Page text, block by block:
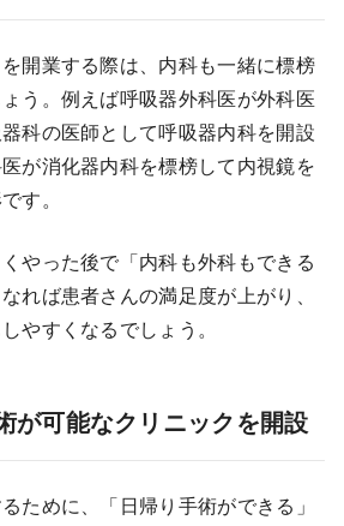
開業する際は、内科も一緒に標榜
う。例えば呼吸器外科医が外科医
科の医師として呼吸器内科を開設
が消化器内科を標榜して内視鏡を
す。
やった後で「内科も外科もできる
れば患者さんの満足度が上がり、
やすくなるでしょう。
が可能なクリニックを開設
ために、「日帰り手術ができる」